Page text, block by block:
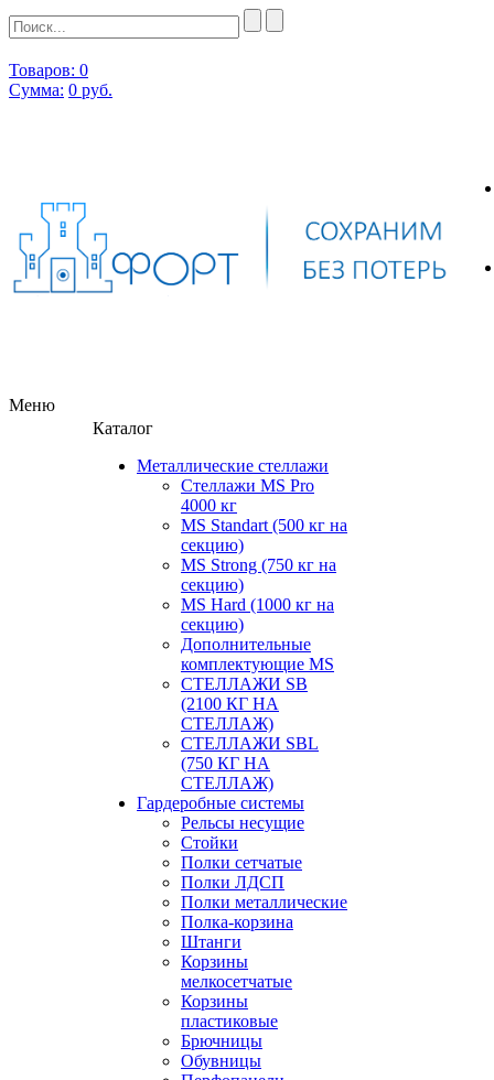
Товаров: 0
Сумма: 0 руб.
Меню
Каталог
Металлические стеллажи
Стеллажи MS Pro
4000 кг
MS Standart (500 кг на
секцию)
MS Strong (750 кг на
секцию)
MS Hard (1000 кг на
секцию)
Дополнительные
комплектующие MS
СТЕЛЛАЖИ SB
(2100 КГ НА
СТЕЛЛАЖ)
СТЕЛЛАЖИ SBL
(750 КГ НА
СТЕЛЛАЖ)
Гардеробные системы
Рельсы несущие
Стойки
Полки сетчатые
Полки ЛДСП
Полки металлические
Полка-корзина
Штанги
Корзины
мелкосетчатые
Корзины
пластиковые
Брючницы
Обувницы